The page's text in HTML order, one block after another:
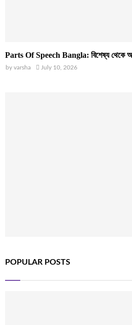
Parts Of Speech Bangla: বিশেষ্য থেকে
by varsha July 10, 2026
POPULAR POSTS